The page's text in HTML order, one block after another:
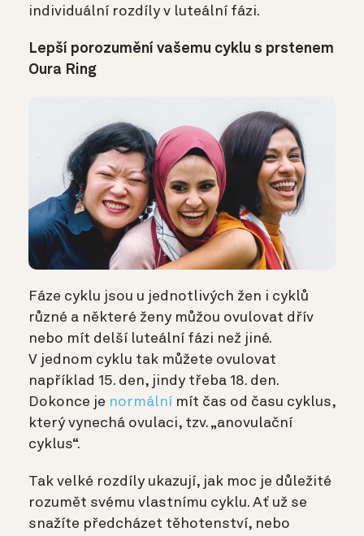
individuální rozdíly v luteální fázi.
Lepší porozumění vašemu cyklu s prstenem
Oura Ring
Fáze cyklu jsou u jednotlivých žen i cyklů
různé a některé ženy můžou ovulovat dřív
nebo mít delší luteální fázi než jiné.
V jednom cyklu tak můžete ovulovat
například 15. den, jindy třeba 18. den.
Dokonce je normální mít čas od času cyklus,
který vynechá ovulaci, tzv. „anovulační
cyklus“.
Tak velké rozdíly ukazují, jak moc je důležité
rozumět svému vlastnímu cyklu. Ať už se
snažíte předcházet těhotenství, nebo